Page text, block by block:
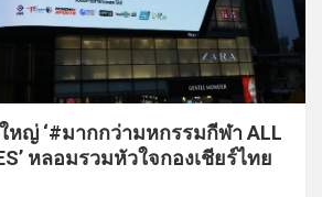
หญ่ ‘#มากกว่ามหกรรมกีฬา ALL
หลอมรวมหัวใจกองเชียร์ไทย